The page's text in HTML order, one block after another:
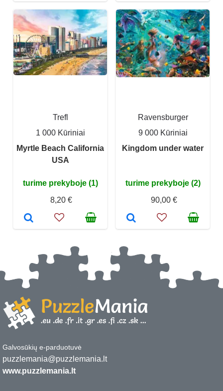
Trefl
1 000 Kūriniai
Myrtle Beach California
USA
turime prekyboje (1)
8,20 €
Ravensburger
9 000 Kūriniai
Kingdom under water
turime prekyboje (2)
90,00 €
Galvosūkių e-parduotuvė
puzzlemania@puzzlemania.lt
www.puzzlemania.lt